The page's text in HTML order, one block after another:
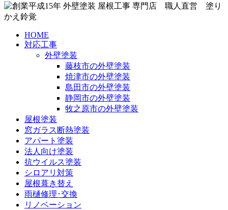
HOME
対応工事
外壁塗装
藤枝市の外壁塗装
焼津市の外壁塗装
島田市の外壁塗装
静岡市の外壁塗装
牧之原市の外壁塗装
屋根塗装
窓ガラス断熱塗装
アパート塗装
法人向け塗装
抗ウイルス塗装
シロアリ対策
屋根葺き替え
雨樋修理･交換
リノベーション